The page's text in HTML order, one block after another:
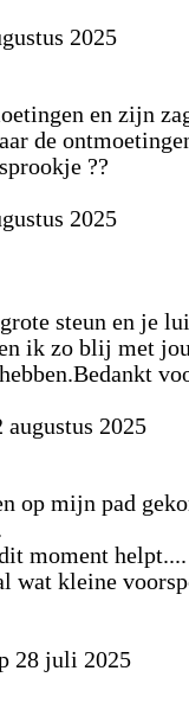
2025
en zijn
de
??
2025
steun en je
ik zo blij met
augustus 2025
op mijn pad
moment helpt....
wat kleine
28 juli 2025